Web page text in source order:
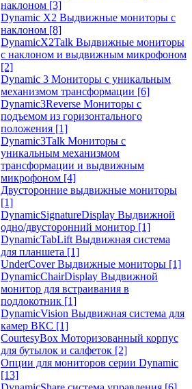
наклоном [3]
Dynamic X2 Выдвижные мониторы с
наклоном [8]
DynamicX2Talk Выдвижные мониторы
с наклоном и выдвижным микрофоном
[2]
Dynamic 3 Мониторы с уникальным
механизмом трансформации [6]
Dynamic3Reverse Мониторы с
подъемом из горизонтального
положения [1]
Dynamic3Talk Мониторы с
уникальным механизмом
трансформации и выдвижным
микрофоном [4]
Двусторонние выдвижные мониторы
[1]
DynamicSignatureDisplay Выдвижной
одно/двусторонний монитор [1]
DynamicTabLift Выдвижная система
для планшета [1]
UnderCover Выдвижные мониторы [1]
DynamicChairDisplay Выдвижной
монитор для встраивания в
подлокотник [1]
DynamicVision Выдвижная система для
камер ВКС [1]
CourtesyBox Моторизованный корпус
для бутылок и салфеток [2]
Опции для мониторов серии Dynamic
[13]